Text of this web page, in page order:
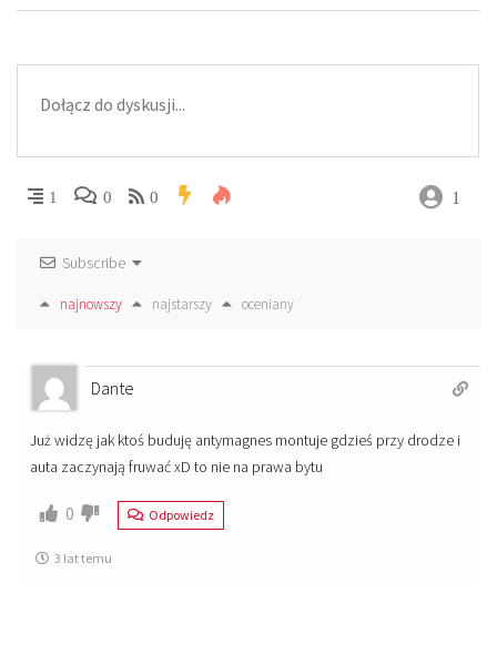
1 0 0 1
Subscribe
najnowszy najstarszy oceniany
Dante
Już widzę jak ktoś buduję antymagnes montuje gdzieś przy drodze i
auta zaczynają fruwać xD to nie na prawa bytu
0 Odpowiedz
3 lat temu